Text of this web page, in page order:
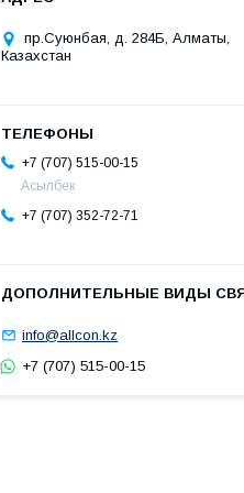
пр.Суюнбая, д. 284Б, Алматы,
Казахстан
+7 (707) 515-00-15
Асылбек
+7 (707) 352-72-71
info@allcon.kz
+7 (707) 515-00-15